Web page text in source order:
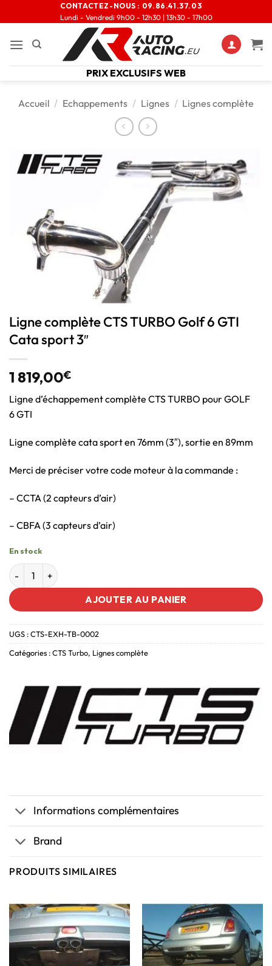
CONTACTEZ-NOUS : 09.86.41.37.03
Lundi - Vendredi 9h00 - 12h30 | 13h30 - 17h00
PRIX EXCLUSIFS WEB
Accueil / Echappements / Lignes / Lignes complète
Ligne complète CTS TURBO Golf 6 GTI
Cata sport 3″
1 819,00€
Ligne d’échappement complète CTS TURBO pour GOLF
6 GTI
Ligne complète cata sport en 76mm (3″), sortie en 89mm
Merci de préciser votre code moteur à la commande :
– CCTA (2 capteurs d’air)
– CBFA (3 capteurs d’air)
En stock
AJOUTER AU PANIER
UGS :CTS-EXH-TB-0002
Catégories :CTS Turbo, Lignes complète
Informations complémentaires
Brand
PRODUITS SIMILAIRES